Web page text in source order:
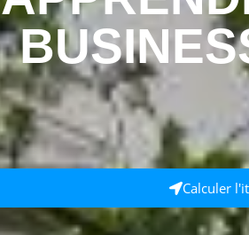
Calculer